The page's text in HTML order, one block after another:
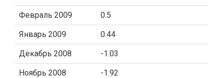
Февраль 2009 0.5
Январь 2009 0.44
Декабрь 2008 -1.03
Ноябрь 2008 -1.92